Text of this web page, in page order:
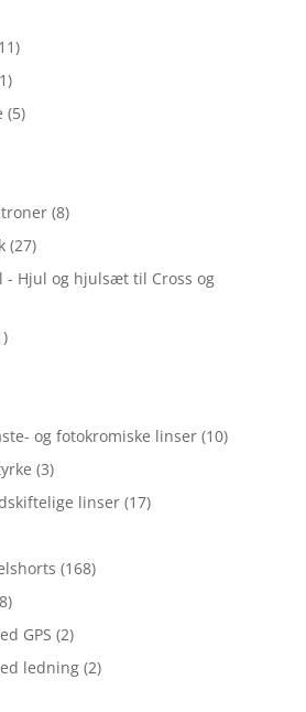
(5)
(8)
(27)
- Hjul og hjulsæt til Cross og
og fotokromiske linser (10)
(3)
linser (17)
(168)
GPS (2)
ledning (2)